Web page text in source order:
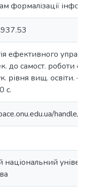
формалізації
ефективного
до самост. роботи
рівня вищ. освіти.
с.